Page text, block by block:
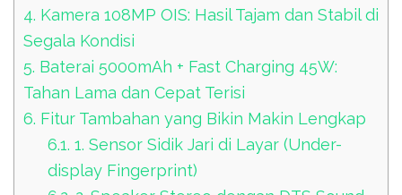
4. Kamera 108MP OIS: Hasil Tajam dan Stabil di
Segala Kondisi
5. Baterai 5000mAh + Fast Charging 45W:
Tahan Lama dan Cepat Terisi
6. Fitur Tambahan yang Bikin Makin Lengkap
6.1. 1. Sensor Sidik Jari di Layar (Under-
display Fingerprint)